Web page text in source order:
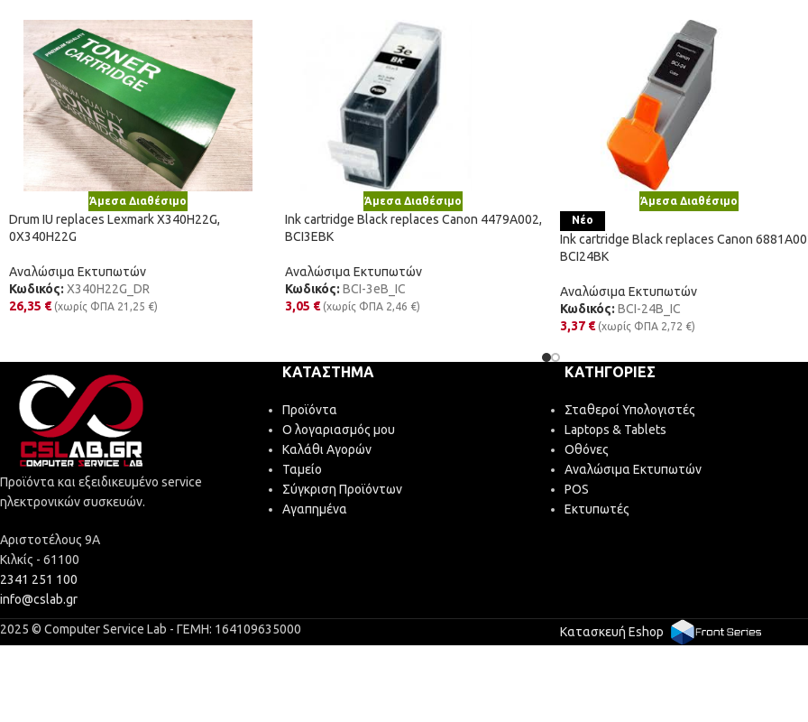
Άμεσα Διαθέσιμο
Drum IU replaces Lexmark X340H22G,
0X340H22G
Αναλώσιμα Εκτυπωτών
Κωδικός: X340H22G_DR
26,35 € (χωρίς ΦΠΑ 21,25 €)
Άμεσα Διαθέσιμο
Ink cartridge Black replaces Canon 4479A002,
BCI3EBK
Αναλώσιμα Εκτυπωτών
Κωδικός: BCI-3eB_IC
3,05 € (χωρίς ΦΠΑ 2,46 €)
Άμεσα Διαθέσιμο
Νέο
Ink cartridge Black replaces Canon
BCI24BK
Αναλώσιμα Εκτυπωτών
Κωδικός: BCI-24B_IC
3,37 € (χωρίς ΦΠΑ 2,72 €)
Προϊόντα και εξειδικευμένο service
ηλεκτρονικών συσκευών.
Αριστοτέλους 9Α
Κιλκίς - 61100
2341 251 100
info@cslab.gr
ΚΑΤΆΣΤΗΜΑ
Προϊόντα
Ο λογαριασμός μου
Καλάθι Αγορών
Ταμείο
Σύγκριση Προϊόντων
Αγαπημένα
ΚΑΤΗΓΟΡΊΕΣ
Σταθεροί Υπολογιστές
Laptops & Tablets
Οθόνες
Αναλώσιμα Εκτυπωτών
POS
Εκτυπωτές
2025 © Computer Service Lab - ΓΕΜΗ: 164109635000 Κατασκευή Eshop